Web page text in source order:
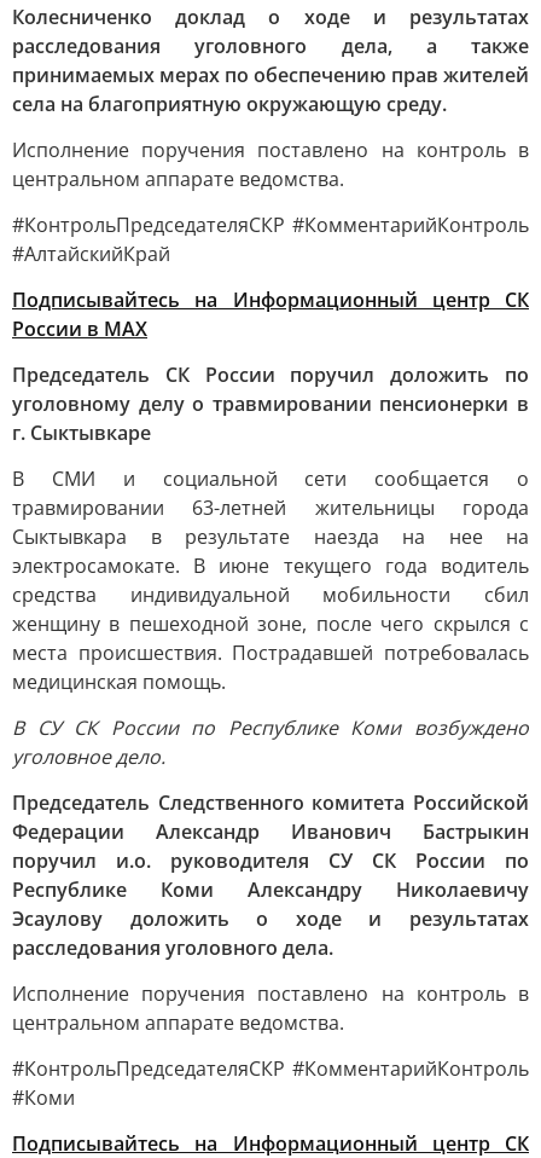
Колесниченко доклад о ходе и результатах
расследования уголовного дела, а также
принимаемых мерах по обеспечению прав жителей
села на благоприятную окружающую среду.
Исполнение поручения поставлено на контроль в
центральном аппарате ведомства.
#КонтрольПредседателяСКР #КомментарийКонтроль
#АлтайскийКрай
Подписывайтесь на Информационный центр СК
России в MAХ
Председатель СК России поручил доложить по
уголовному делу о травмировании пенсионерки в
г. Сыктывкаре
В СМИ и социальной сети сообщается о
травмировании 63-летней жительницы города
Сыктывкара в результате наезда на нее на
электросамокате. В июне текущего года водитель
средства индивидуальной мобильности сбил
женщину в пешеходной зоне, после чего скрылся с
места происшествия. Пострадавшей потребовалась
медицинская помощь.
В СУ СК России по Республике Коми возбуждено
уголовное дело.
Председатель Следственного комитета Российской
Федерации Александр Иванович Бастрыкин
поручил и.о. руководителя СУ СК России по
Республике Коми Александру Николаевичу
Эсаулову доложить о ходе и результатах
расследования уголовного дела.
Исполнение поручения поставлено на контроль в
центральном аппарате ведомства.
#КонтрольПредседателяСКР #КомментарийКонтроль
#Коми
Подписывайтесь на Информационный центр СК